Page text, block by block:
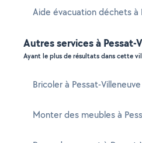
Aide évacuation déchets à
Autres services à Pessat-
Ayant le plus de résultats dans cette
Bricoler à Pessat-Villeneuve
Monter des meubles à